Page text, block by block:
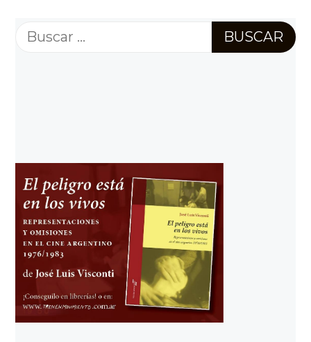
Buscar: